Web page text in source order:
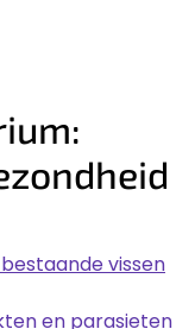
vissen
en parasieten